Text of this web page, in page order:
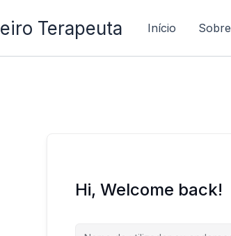
Terapeuta Início Sobre
Hi, Welcome back!